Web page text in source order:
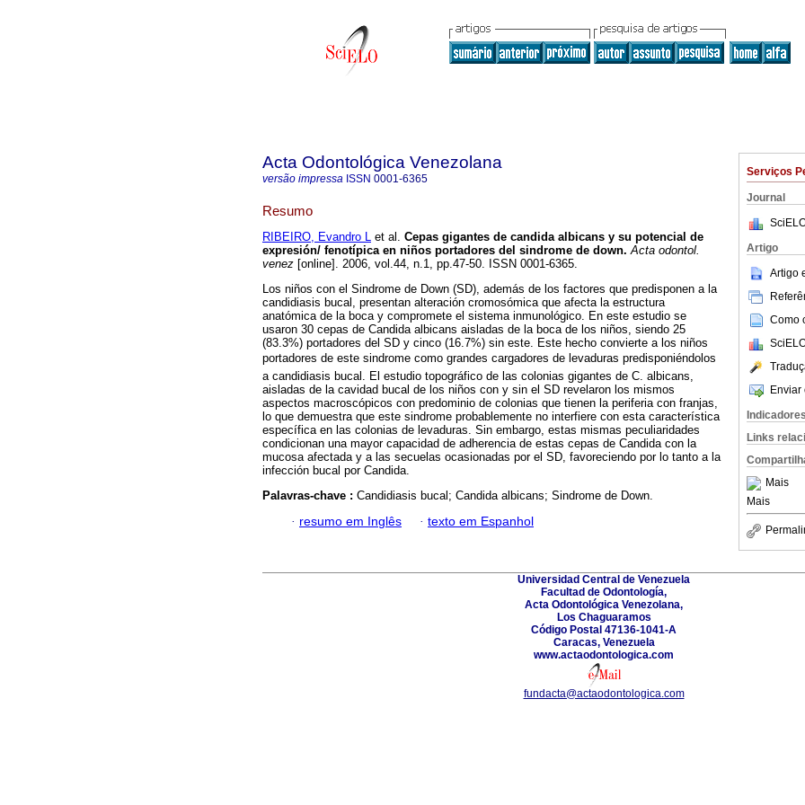
Serviços
Journal
Artigo
Artigo
Como
Enviar
Indicadores
Links
Mais
Mais
Acta Odontológica Venezolana
versão impressa ISSN 0001-6365
Resumo
RIBEIRO, Evandro L et al. Cepas gigantes de candida albicans y su potencial de
expresión/ fenotípica en niños portadores del sindrome de down. Acta odontol.
venez [online]. 2006, vol.44, n.1, pp.47-50. ISSN 0001-6365.
Los niños con el Sindrome de Down (SD), además de los factores que predisponen a la
candidiasis bucal, presentan alteración cromosómica que afecta la estructura
anatómica de la boca y compromete el sistema inmunológico. En este estudio se
usaron 30 cepas de Candida albicans aisladas de la boca de los niños, siendo 25
(83.3%) portadores del SD y cinco (16.7%) sin este. Este hecho convierte a los niños
portadores de este sindrome como grandes cargadores de levaduras predisponiéndolos
a candidiasis bucal. El estudio topográfico de las colonias gigantes de C. albicans,
aisladas de la cavidad bucal de los niños con y sin el SD revelaron los mismos
aspectos macroscópicos con predominio de colonias que tienen la periferia con franjas,
lo que demuestra que este sindrome probablemente no interfiere con esta característica
específica en las colonias de levaduras. Sin embargo, estas mismas peculiaridades
condicionan una mayor capacidad de adherencia de estas cepas de Candida con la
mucosa afectada y a las secuelas ocasionadas por el SD, favoreciendo por lo tanto a la
infección bucal por Candida.
Palavras-chave : Candidiasis bucal; Candida albicans; Sindrome de Down.
· resumo em Inglês · texto em Espanhol
Universidad Central de Venezuela
Facultad de Odontología,
Acta Odontológica Venezolana,
Los Chaguaramos
Código Postal 47136-1041-A
Caracas, Venezuela
www.actaodontologica.com
fundacta@actaodontologica.com